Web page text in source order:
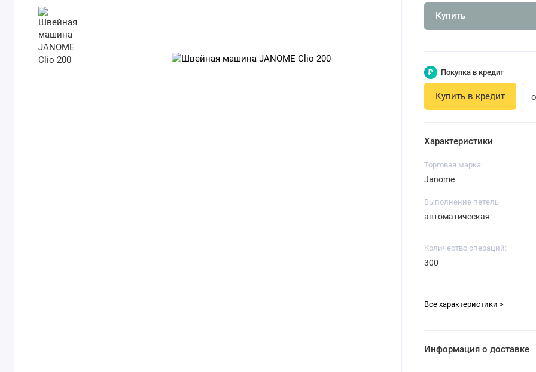
Купить
₽ Покупка в кредит
Купить в кредит
Характеристики
Торговая марка:
Janome
Выполнение петель:
автоматическая
Количество операций:
300
Все характеристики >
Информация о доставке